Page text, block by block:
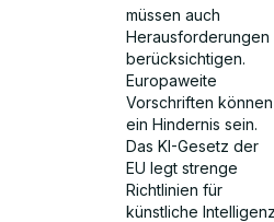
müssen auch
Herausforderungen
berücksichtigen.
Europaweite
Vorschriften können
ein Hindernis sein.
Das KI-Gesetz der
EU legt strenge
Richtlinien für
künstliche Intelligenz